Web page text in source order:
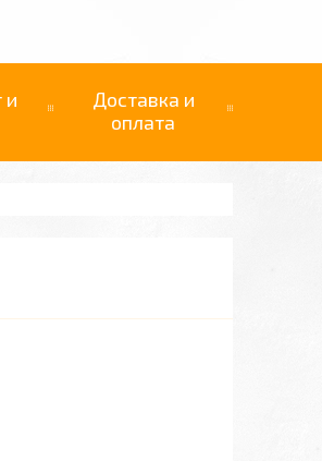
и
Доставка и
оплата